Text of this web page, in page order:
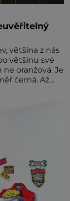
většina z nás
většinu své
oranžová. Je
černá. Až